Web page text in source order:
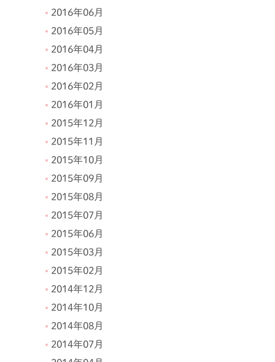
2016年06月
2016年05月
2016年04月
2016年03月
2016年02月
2016年01月
2015年12月
2015年11月
2015年10月
2015年09月
2015年08月
2015年07月
2015年06月
2015年03月
2015年02月
2014年12月
2014年10月
2014年08月
2014年07月